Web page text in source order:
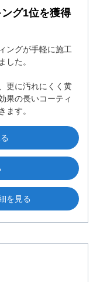
グ1位を獲得
ングが手軽に施工
した。
更に汚れにくく黄
果の長いコーティ
ます。
を見る